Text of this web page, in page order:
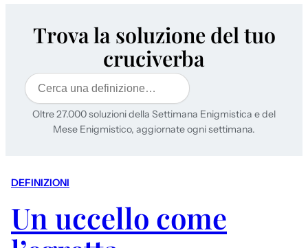
Trova la soluzione del tuo
cruciverba
Cerca
Oltre 27.000 soluzioni della Settimana Enigmistica e del
Mese Enigmistico, aggiornate ogni settimana.
DEFINIZIONI
Un uccello come